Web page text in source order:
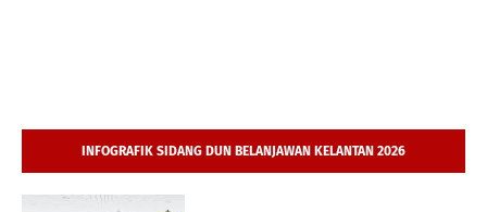
INFOGRAFIK SIDANG DUN BELANJAWAN KELANTAN 2026